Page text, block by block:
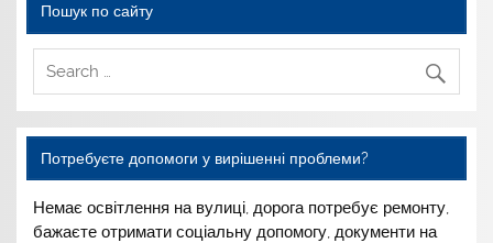
Пошук по сайту
Потребуєте допомоги у вирішенні проблеми?
Немає освітлення на вулиці,дорога потребує ремонту,
бажаєте отримати соціальнудопомогу, документи на